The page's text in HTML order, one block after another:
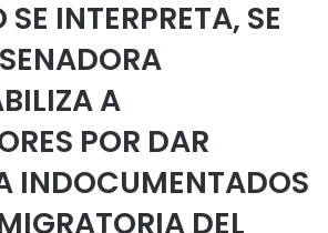
SE INTERPRETA, SE
A
POR DAR
INDOCUMENTADOS
DEL